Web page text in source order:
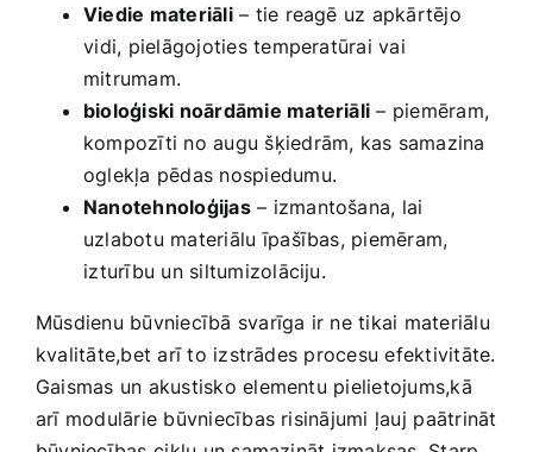
Viedie materiāli– tie‍ reagē uz apkārtējo
⁤vidi,‍ pielāgojoties temperatūrai vai
mitrumam.
bioloģiski noārdāmie materiāli – piemēram,
‍kompozīti no augu šķiedrām, kas samazina
oglekļa pēdas nospiedumu.
Nanotehnoloģijas– izmantošana, lai
uzlabotu materiālu⁣ īpašības, piemēram,
⁣izturību un siltumizolāciju.
Mūsdienu būvniecībā svarīga ir‍ ne tikai materiālu
kvalitāte,bet arī to izstrādes procesu efektivitāte.
Gaismas un akustisko elementu pielietojums,kā
arī modulārie būvniecības risinājumi ļauj⁣ paātrināt